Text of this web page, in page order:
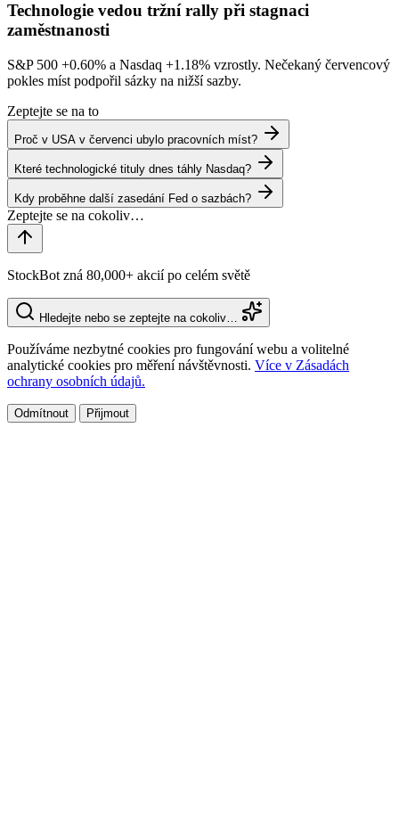
Technologie vedou tržní rally při stagnaci
zaměstnanosti
S&P 500 +0.60% a Nasdaq +1.18% vzrostly. Nečekaný červencový
pokles míst podpořil sázky na nižší sazby.
Zeptejte se na to
Proč v USA v červenci ubylo pracovních míst?
Které technologické tituly dnes táhly Nasdaq?
Kdy proběhne další zasedání Fed o sazbách?
StockBot zná 80,000+ akcií po celém světě
Hledejte nebo se zeptejte na cokoliv…
Používáme nezbytné cookies pro fungování webu a volitelné
analytické cookies pro měření návštěvnosti. Více v Zásadách
ochrany osobních údajů.
Odmítnout Přijmout